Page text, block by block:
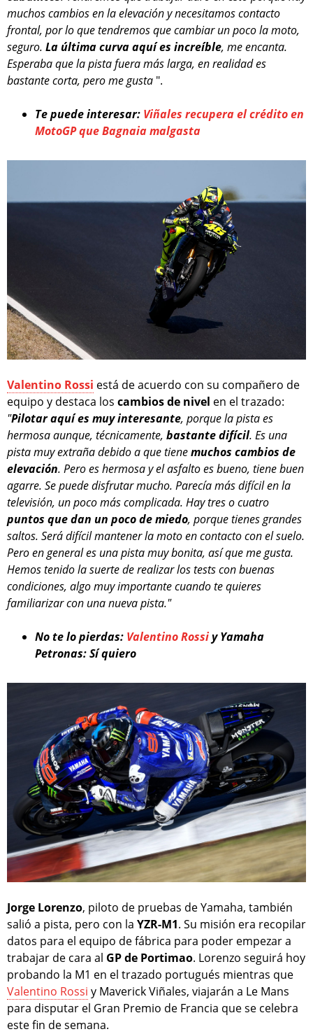
muchos cambios en la elevación y necesitamos contacto
frontal, por lo que tendremos que cambiar un poco la moto,
seguro. La última curva aquí es increíble, me encanta.
Esperaba que la pista fuera más larga, en realidad es
bastante corta, pero me gusta ".
Te puede interesar: Viñales recupera el crédito en
MotoGP que Bagnaia malgasta
Valentino Rossi está de acuerdo con su compañero de
equipo y destaca los cambios de nivel en el trazado:
"Pilotar aquí es muy interesante, porque la pista es
hermosa aunque, técnicamente, bastante difícil. Es una
pista muy extraña debido a que tienemuchos cambios de
elevación. Pero es hermosa y el asfalto es bueno, tiene buen
agarre. Se puede disfrutar mucho. Parecía más difícil en la
televisión, un poco más complicada. Hay tres o cuatro
puntos que dan un poco de miedo, porque tienes grandes
saltos. Será difícil mantener la moto en contacto con el suelo.
Pero en general es una pista muy bonita, así que me gusta.
Hemos tenido la suerte de realizar los tests con buenas
condiciones, algo muy importante cuando te quieres
familiarizar con una nueva pista."
No te lo pierdas: Valentino Rossiy Yamaha
Petronas: Sí quiero
Jorge Lorenzo, piloto de pruebas de Yamaha, también
salió a pista, pero con la YZR-M1. Su misión era recopilar
datos para el equipo de fábrica para poder empezar a
trabajar de cara al GP de Portimao. Lorenzo seguirá hoy
probando la M1 en el trazado portugués mientras que
Valentino Rossi y Maverick Viñales, viajarán a Le Mans
para disputar el Gran Premio de Francia que se celebra
este fin de semana.